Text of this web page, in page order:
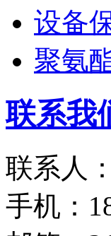
设备
聚氨
联系我
联系人
手机：